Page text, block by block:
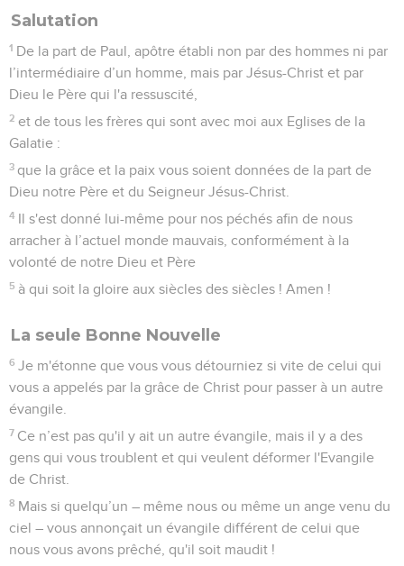
Salutation
1 De la part de Paul, apôtre établi non par des hommes ni par
l’intermédiaire d’un homme, mais par Jésus-Christ et par
Dieu le Père qui l'a ressuscité,
2 et de tous les frères qui sont avec moi aux Eglises de la
Galatie :
3 que la grâce et la paix vous soient données de la part de
Dieu notre Père et du Seigneur Jésus-Christ.
4 Il s'est donné lui-même pour nos péchés afin de nous
arracher à l’actuel monde mauvais, conformément à la
volonté de notre Dieu et Père
5 à qui soit la gloire aux siècles des siècles ! Amen !
La seule Bonne Nouvelle
6 Je m'étonne que vous vous détourniez si vite de celui qui
vous a appelés par la grâce de Christ pour passer à un autre
évangile.
7 Ce n’est pas qu'il y ait un autre évangile, mais il y a des
gens qui vous troublent et qui veulent déformer l'Evangile
de Christ.
8 Mais si quelqu’un – même nous ou même un ange venu du
ciel – vous annonçait un évangile différent de celui que
nous vous avons prêché, qu'il soit maudit !